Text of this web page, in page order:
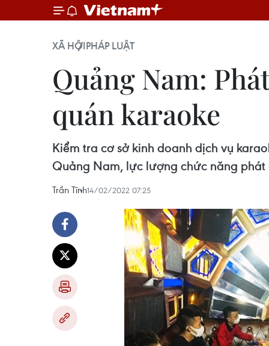
XÃ HỘIPHÁP LUẬT
Quảng Nam:
quán karaoke
Kiểm tra cơ sở kinh doanh dịch vụ
Quảng Nam, lực lượng chức năng
Trần Tĩnh14/02/2022 07:25